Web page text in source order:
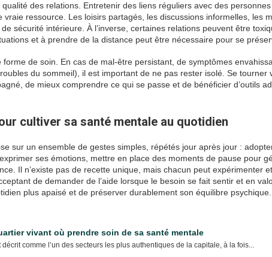
des relations. Entretenir des liens réguliers avec des
ressource. Les loisirs partagés, les discussions informelles, les
sécurité intérieure. À l’inverse, certaines relations peuvent être
et à prendre de la distance peut être nécessaire pour se
de soin. En cas de mal-être persistant, de symptômes
du sommeil), il est important de ne pas rester isolé. Se tourner
de mieux comprendre ce qui se passe et de bénéficier d’outils
cultiver sa santé mentale au quotidien
sur un ensemble de gestes simples, répétés jour après jour :
ses émotions, mettre en place des moments de pause pour
Il n’existe pas de recette unique, mais chacun peut expérimenter
de demander de l’aide lorsque le besoin se fait sentir et en
plus apaisé et de préserver durablement son équilibre psychique.
vivant où prendre soin de sa santé mentale
comme l’un des secteurs les plus authentiques de la capitale, à la fois...